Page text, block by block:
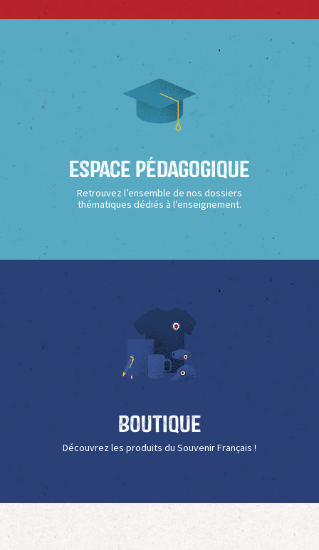
Espace Pédagogique
Retrouvez l’ensemble de nos dossiers
thématiques dédiés à l’enseignement.
Boutique
Découvrez les produits du Souvenir Français !